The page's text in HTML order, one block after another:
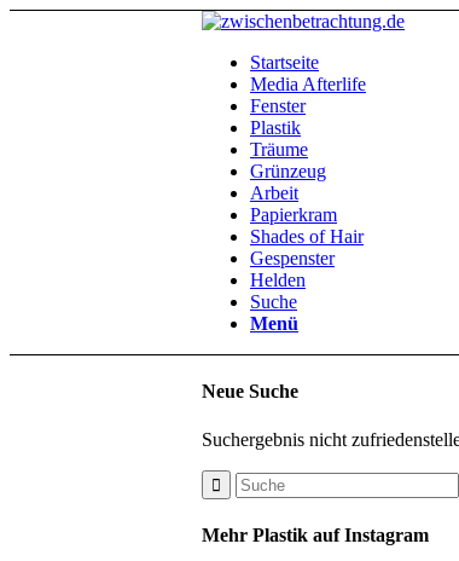
Startseite
Media Afterlife
Fenster
Plastik
Träume
Grünzeug
Arbeit
Papierkram
Shades of Hair
Gespenster
Helden
Suche
Menü
Neue Suche
Suchergebnis nicht
Mehr Plastik auf Instagram